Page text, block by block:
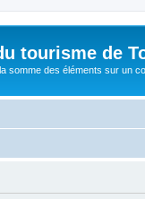
tourisme de
somme des éléments sur un